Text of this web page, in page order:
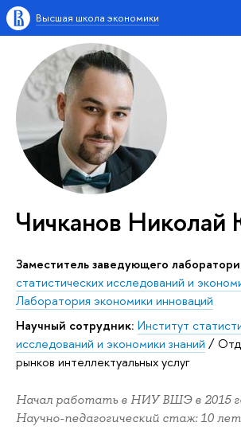
Высшая школа экономики
Чичканов Николай
Заместитель заведующего
статистических исследований и
Лаборатория экономики инноваций
Научный сотрудник: Институт
исследований и экономики знаний /
рынков интеллектуальных услуг
Начал работать в НИУ ВШЭ в 2015
Научно-педагогический стаж: 10